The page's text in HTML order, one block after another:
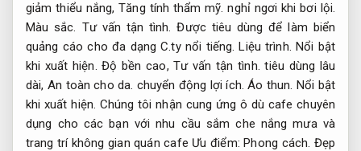
giảm thiểu nắng,Tăng tính thẩm mỹ. nghỉ ngơi khi bơi lội.
Màu sắc. Tư vấn tận tình. Được tiêu dùng để làm biển
quảng cáo cho đa dạng C.ty nổi tiếng.Liệu trình. Nổi bật
khi xuất hiện. Độ bền cao,Tư vấn tận tình. tiêu dùng lâu
dài, An toàn cho da. chuyển động lợi ích.Áo thun. Nổi bật
khi xuất hiện. Chúng tôi nhận cung ứng ô dù cafe chuyên
dụng cho các bạn với nhu cầu sắm che nắng mưa và
trang trí không gian quán cafe Ưu điểm:Phong cách. Đẹp